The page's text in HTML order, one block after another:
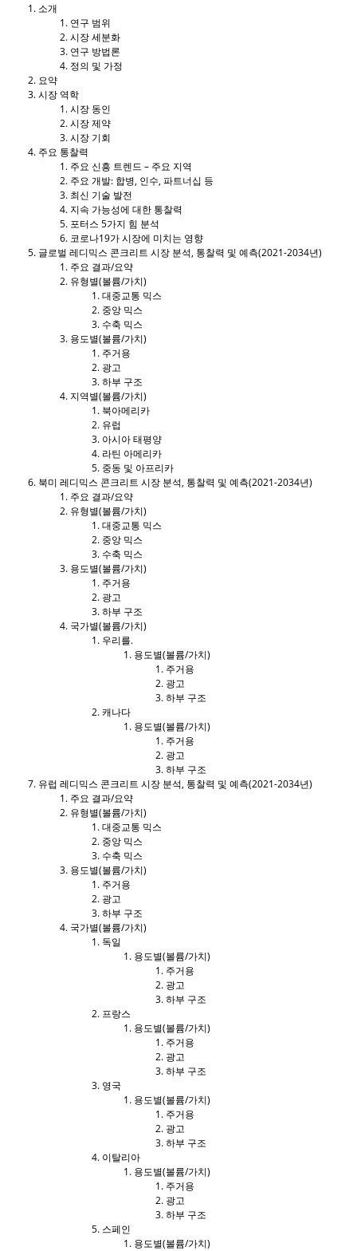
소개
연구 범위
시장 세분화
연구 방법론
정의 및 가정
요약
시장 역학
시장 동인
시장 제약
시장 기회
주요 통찰력
주요 신흥 트렌드 – 주요 지역
주요 개발: 합병, 인수, 파트너십 등
최신 기술 발전
지속 가능성에 대한 통찰력
포터스 5가지 힘 분석
코로나19가 시장에 미치는 영향
글로벌 레디믹스 콘크리트 시장 분석, 통찰력 및 예측(2021-2034년)
주요 결과/요약
유형별(볼륨/가치)
대중교통 믹스
중앙 믹스
수축 믹스
용도별(볼륨/가치)
주거용
광고
하부 구조
지역별(볼륨/가치)
북아메리카
유럽
아시아 태평양
라틴 아메리카
중동 및 아프리카
북미 레디믹스 콘크리트 시장 분석, 통찰력 및 예측(2021-2034년)
주요 결과/요약
유형별(볼륨/가치)
대중교통 믹스
중앙 믹스
수축 믹스
용도별(볼륨/가치)
주거용
광고
하부 구조
국가별(볼륨/가치)
우리를.
용도별(볼륨/가치)
주거용
광고
하부 구조
캐나다
용도별(볼륨/가치)
주거용
광고
하부 구조
유럽 ​​레디믹스 콘크리트 시장 분석, 통찰력 및 예측(2021-2034년)
주요 결과/요약
유형별(볼륨/가치)
대중교통 믹스
중앙 믹스
수축 믹스
용도별(볼륨/가치)
주거용
광고
하부 구조
국가별(볼륨/가치)
독일
용도별(볼륨/가치)
주거용
광고
하부 구조
프랑스
용도별(볼륨/가치)
주거용
광고
하부 구조
영국
용도별(볼륨/가치)
주거용
광고
하부 구조
이탈리아
용도별(볼륨/가치)
주거용
광고
하부 구조
스페인
용도별(볼륨/가치)